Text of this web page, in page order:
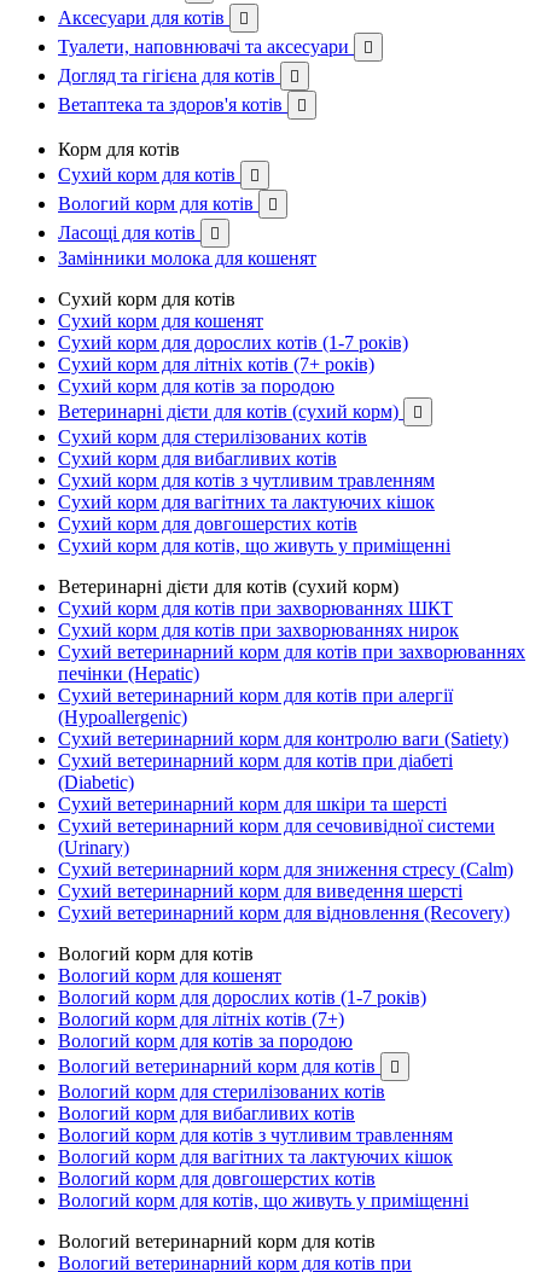
Аксесуари для котів 
Туалети, наповнювачі та аксесуари 
Догляд та гігієна для котів 
Ветаптека та здоров'я котів 
Корм для котів
Сухий корм для котів

Вологий корм для котів 
Ласощі для котів 
Замінники молока для кошенят
Сухий корм для котів
Сухий корм для кошенят
Сухий корм для дорослих котів (1-7 років)
Сухий корм для літніх котів (7+ років)
Сухий корм для котів за породою
Ветеринарні дієти для котів (сухий корм)

Сухий корм для стерилізованих котів
Сухий корм для вибагливих котів
Сухий корм для котів з чутливим травленням
Сухий корм для вагітних та лактуючих кішок
Сухий корм для довгошерстих котів
Сухий корм для котів, що живуть у приміщенні
Ветеринарні дієти для котів (сухий корм)
Сухий корм для котів при захворюваннях ШКТ
Сухий корм для котів при захворюваннях нирок
Сухий ветеринарний корм для котів при захворюваннях
печінки (Hepatic)
Сухий ветеринарний корм для котів при алергії
(Hypoallergenic)
Сухий ветеринарний корм для контролю ваги (Satiety)
Сухий ветеринарний корм для котів при діабеті
(Diabetic)
Сухий ветеринарний корм для шкіри та шерсті
Сухий ветеринарний корм для сечовивідної системи
(Urinary)
Сухий ветеринарний корм для зниження стресу (Calm)
Сухий ветеринарний корм для виведення шерсті
Сухий ветеринарний корм для відновлення (Recovery)
Вологий корм для котів
Вологий корм для кошенят
Вологий корм для дорослих котів (1-7 років)
Вологий корм для літніх котів (7+)
Вологий корм для котів за породою
Вологий ветеринарний корм для котів

Вологий корм для стерилізованих котів
Вологий корм для вибагливих котів
Вологий корм для котів з чутливим травленням
Вологий корм для вагітних та лактуючих кішок
Вологий корм для довгошерстих котів
Вологий корм для котів, що живуть у приміщенні
Вологий ветеринарний корм для котів
Вологий ветеринарний корм для котів при